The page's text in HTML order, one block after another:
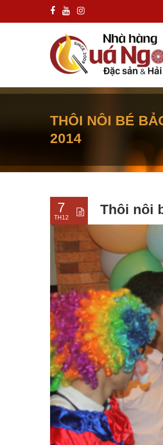
THÔI NÔI BÉ
2014
7
TH12
Thôi nôi